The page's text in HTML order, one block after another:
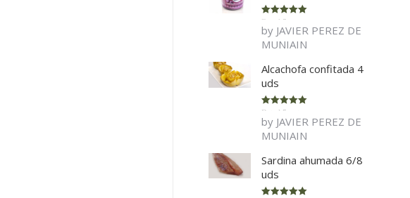
Rated 5
of 5
by JAVIER PEREZ DE
MUNIAIN
Alcachofa confitada 4
uds
Rated 5
of 5
by JAVIER PEREZ DE
MUNIAIN
Sardina ahumada 6/8
uds